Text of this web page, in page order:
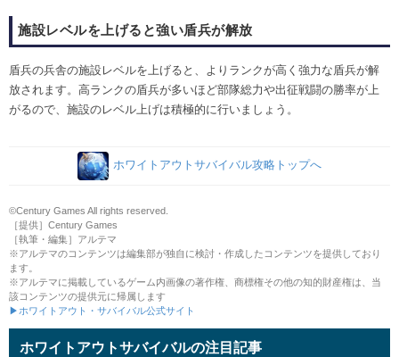
施設レベルを上げると強い盾兵が解放
盾兵の兵舎の施設レベルを上げると、よりランクが高く強力な盾兵が解
放されます。高ランクの盾兵が多いほど部隊総力や出征戦闘の勝率が上
がるので、施設のレベル上げは積極的に行いましょう。
ホワイトアウトサバイバル攻略トップへ
©Century Games All rights reserved.
［提供］Century Games
［執筆・編集］アルテマ
※アルテマのコンテンツは編集部が独自に検討・作成したコンテンツを提供しており
ます。
※アルテマに掲載しているゲーム内画像の著作権、商標権その他の知的財産権は、当
該コンテンツの提供元に帰属します
▶ホワイトアウト・サバイバル公式サイト
ホワイトアウトサバイバルの注目記事